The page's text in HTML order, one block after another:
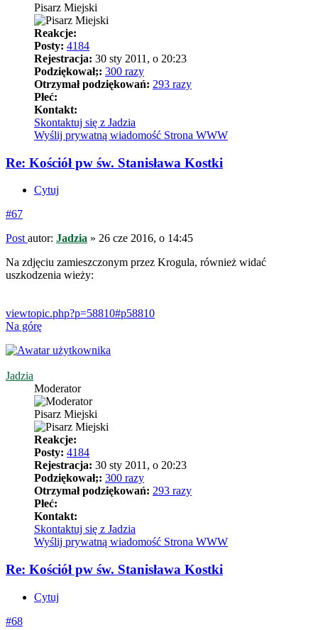
Pisarz Miejski
Reakcje:
Posty: 4184
Rejestracja: 30 sty 2011, o 20:23
Podziękował;: 300 razy
Otrzymał podziękowań: 293 razy
Płeć:
Kontakt:
Skontaktuj się z Jadzia
Wyślij prywatną wiadomość Strona WWW
Re: Kościół pw św. Stanisława Kostki
Cytuj
#67
Post autor: Jadzia » 26 cze 2016, o 14:45
Na zdjęciu zamieszczonym przez Krogula, również widać
uszkodzenia wieży:
viewtopic.php?p=58810#p58810
Na górę
Jadzia
Moderator
Pisarz Miejski
Reakcje:
Posty: 4184
Rejestracja: 30 sty 2011, o 20:23
Podziękował;: 300 razy
Otrzymał podziękowań: 293 razy
Płeć:
Kontakt:
Skontaktuj się z Jadzia
Wyślij prywatną wiadomość Strona WWW
Re: Kościół pw św. Stanisława Kostki
Cytuj
#68